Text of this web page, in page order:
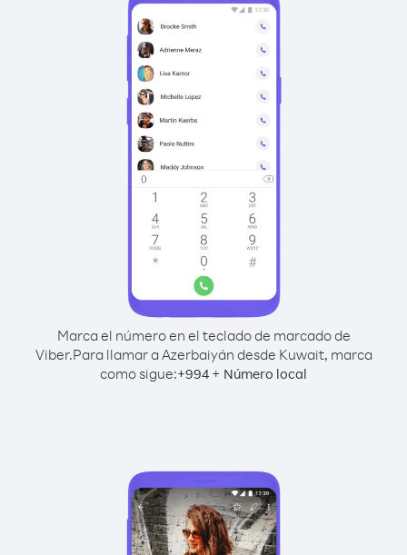
Marca el número en el teclado de marcado de
Viber.Para llamar a Azerbaiyán desde Kuwait, marca
como sigue:+994 + Número local